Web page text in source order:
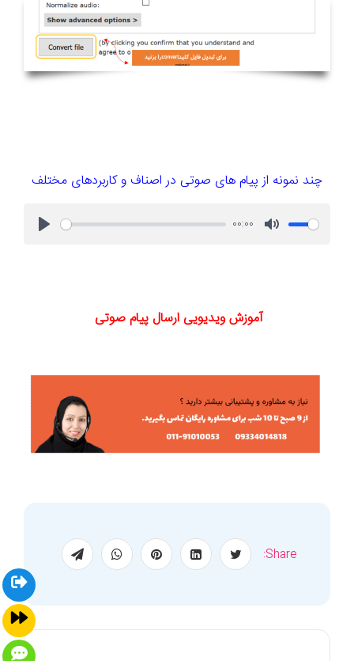
چند نمونه از پیام های صوتی در اصناف و کاربردهای مختلف
00:00
آموزش ویدیویی ارسال پیام صوتی
Share: